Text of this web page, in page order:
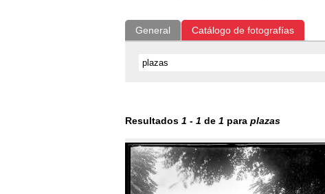
General Catálogo de fotografías
Resultados 1 - 1 de 1 para plazas